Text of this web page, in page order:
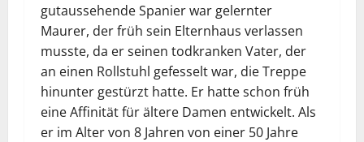
gutaussehende Spanier war gelernter
Maurer, der früh sein Elternhaus verlassen
musste, da er seinen todkranken Vater, der
an einen Rollstuhl gefesselt war, die Treppe
hinunter gestürzt hatte. Er hatte schon früh
eine Affinität für ältere Damen entwickelt. Als
er im Alter von 8 Jahren von einer 50 Jahre